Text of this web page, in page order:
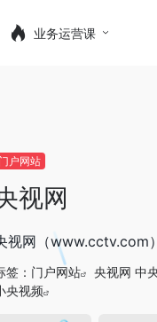
业务运营课
门户网站
视网
视网（www.cctv.com
签： 门户网站
央视网 中
央视频